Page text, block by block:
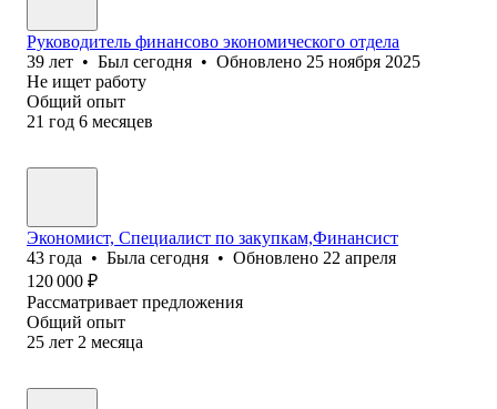
Руководитель финансово экономического отдела
39 лет • Был сегодня • Обновлено 25 ноября 2025
Не ищет работу
Общий опыт
21 год 6 месяцев
Экономист, Специалист по закупкам,Финансист
43 года • Была сегодня • Обновлено 22 апреля
120 000 ₽
Рассматривает предложения
Общий опыт
25 лет 2 месяца